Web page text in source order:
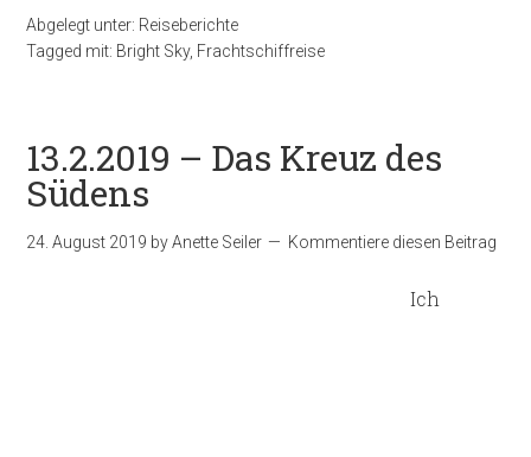
Abgelegt unter: Reiseberichte
Tagged mit: Bright Sky, Frachtschiffreise
13.2.2019 – Das Kreuz des
Südens
24. August 2019 byAnette Seiler Kommentiere diesen Beitrag
Ich